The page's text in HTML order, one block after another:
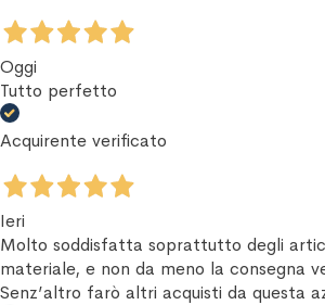
Oggi
Tutto perfetto
Acquirente verificato
Ieri
Molto soddisfatta soprattutto degli
materiale, e non da meno la consegna
Senz’altro farò altri acquisti da questa